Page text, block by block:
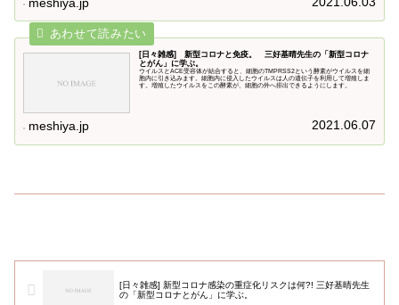
[日々雑感] 新型コロナと免疫。 三好基晴先生の「新型コロナ
とがん」に学ぶ。
ウイルスとACE受容体が結合すると、細胞のTMPRSS2という酵素がウイルスを細
胞内に引き込みます。細胞内に侵入したウイルスは人の遺伝子を利用して増殖しま
す。増殖したウイルスをこの酵素が、細胞の外へ排出できるようにします。
meshiya.jp 2021.06.07
[日々雑感] 新型コロナ感染の重症化リスクは何?! 三好基晴先生
の「新型コロナとがん」に学ぶ。